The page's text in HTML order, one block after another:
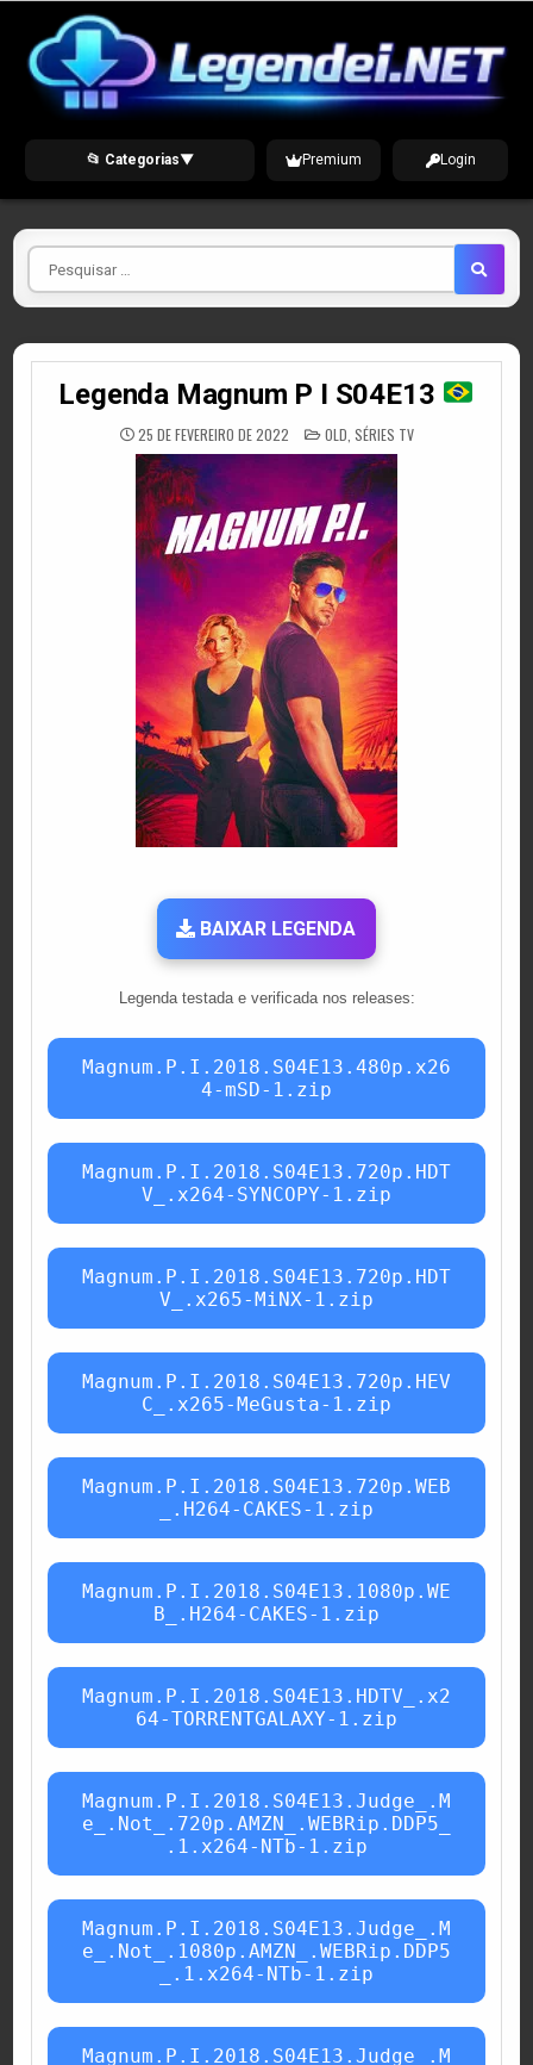
content
📂 Categorias▼ Premium Login
Pesquisar
por
Legenda Magnum P I S04E13
25 DE FEVEREIRO DE 2022 POSTED
IN
OLD SÉRIES TV
BAIXAR LEGENDA
Legenda testada e verificada nos releases:
Magnum.P.I.2018.S04E13.480p.x26
4-mSD-1.zip
Magnum.P.I.2018.S04E13.720p.HDT
V_.x264-SYNCOPY-1.zip
Magnum.P.I.2018.S04E13.720p.HDT
V_.x265-MiNX-1.zip
Magnum.P.I.2018.S04E13.720p.HEV
C_.x265-MeGusta-1.zip
Magnum.P.I.2018.S04E13.720p.WEB
_.H264-CAKES-1.zip
Magnum.P.I.2018.S04E13.1080p.WE
B_.H264-CAKES-1.zip
Magnum.P.I.2018.S04E13.HDTV_.x2
64-TORRENTGALAXY-1.zip
Magnum.P.I.2018.S04E13.Judge_.M
e_.Not_.720p.AMZN_.WEBRip.DDP5_
.1.x264-NTb-1.zip
Magnum.P.I.2018.S04E13.Judge_.M
e_.Not_.1080p.AMZN_.WEBRip.DDP5
_.1.x264-NTb-1.zip
Magnum.P.I.2018.S04E13.Judge_.M